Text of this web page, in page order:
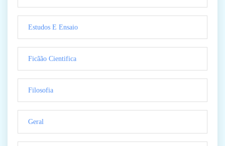
Estudos E Ensaio
Ficãão Cientifica
Filosofia
Geral